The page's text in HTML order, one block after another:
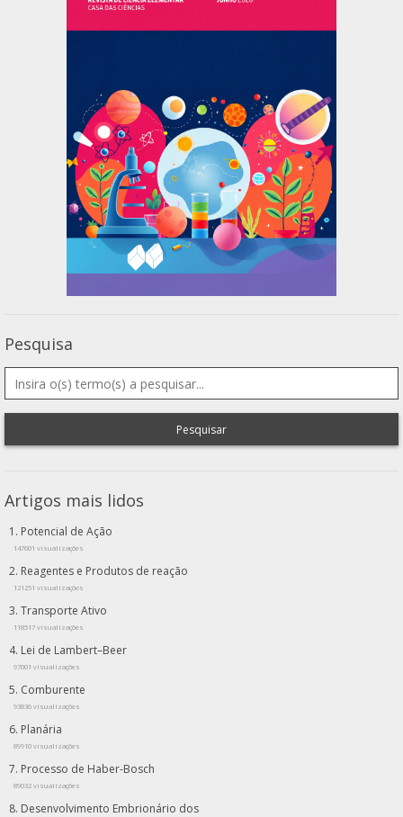
Pesquisa
Pesquisar
Artigos mais lidos
Potencial de Ação
147601 visualizações
Reagentes e Produtos de reação
121251 visualizações
Transporte Ativo
118517 visualizações
Lei de Lambert–Beer
97001 visualizações
Comburente
93836 visualizações
Planária
89910 visualizações
Processo de Haber-Bosch
89032 visualizações
Desenvolvimento Embrionário dos